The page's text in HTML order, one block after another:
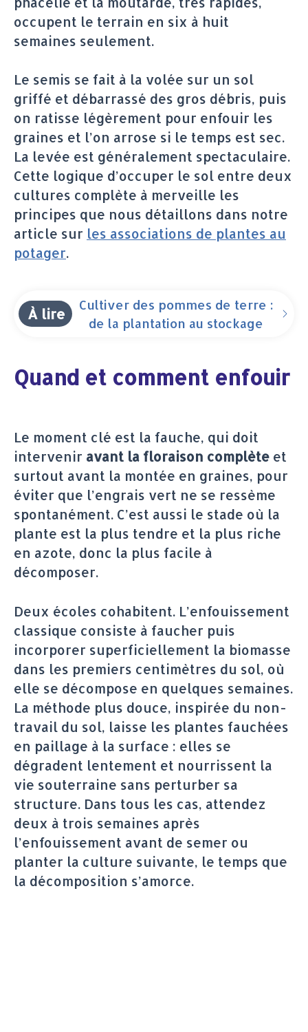
occupent le terrain en six à huit
semaines seulement.
Le semis se fait à la volée sur un sol
griffé et débarrassé des gros débris, puis
on ratisse légèrement pour enfouir les
graines et l’on arrose si le temps est sec.
La levée est généralement spectaculaire.
Cette logique d’occuper le sol entre deux
cultures complète à merveille les
principes que nous détaillons dans notre
article sur les associations de plantes au
potager.
À lire
Cultiver des pommes de terre :
de la plantation au stockage
Quand et comment enfouir
Le moment clé est la fauche, qui doit
intervenir avant la floraison complète et
surtout avant la montée en graines, pour
éviter que l’engrais vert ne se ressème
spontanément. C’est aussi le stade où la
plante est la plus tendre et la plus riche
en azote, donc la plus facile à
décomposer.
Deux écoles cohabitent. L’enfouissement
classique consiste à faucher puis
incorporer superficiellement la biomasse
dans les premiers centimètres du sol, où
elle se décompose en quelques semaines.
La méthode plus douce, inspirée du non-
travail du sol, laisse les plantes fauchées
en paillage à la surface : elles se
dégradent lentement et nourrissent la
vie souterraine sans perturber sa
structure. Dans tous les cas, attendez
deux à trois semaines après
l’enfouissement avant de semer ou
planter la culture suivante, le temps que
la décomposition s’amorce.